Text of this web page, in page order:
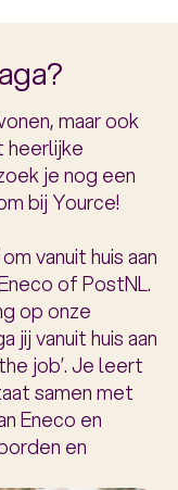
maar ook
heerlijke
je nog een
bij Yource!
vanuit huis aan
of PostNL.
op onze
jij vanuit huis aan
job’. Je leert
samen met
Eneco en
en